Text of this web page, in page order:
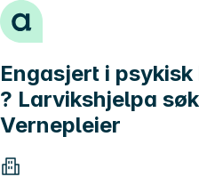
Hopp til innhold
Engasjert i
? Larvikshjelpa
Vernepleier